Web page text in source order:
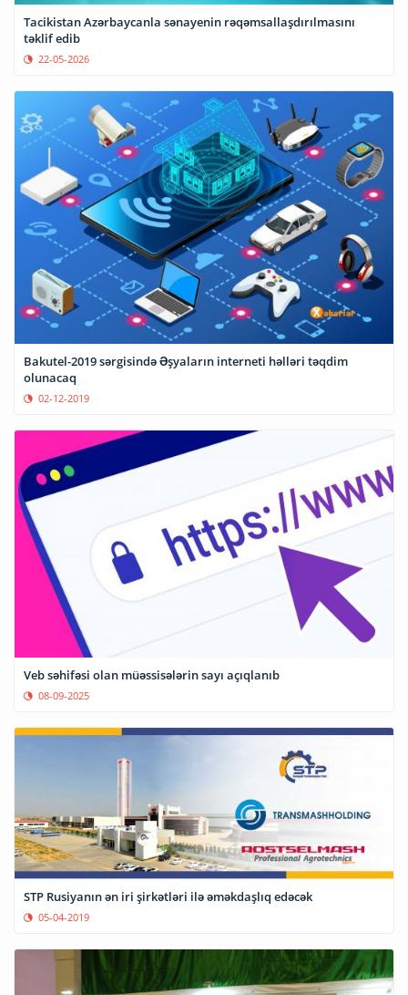
Tacikistan Azərbaycanla sənayenin rəqəmsallaşdırılmasını
təklif edib
22-05-2026
Bakutel-2019 sərgisində Əşyaların interneti həlləri təqdim
olunacaq
02-12-2019
Veb səhifəsi olan müəssisələrin sayı açıqlanıb
08-09-2025
STP Rusiyanın ən iri şirkətləri ilə əməkdaşlıq edəcək
05-04-2019